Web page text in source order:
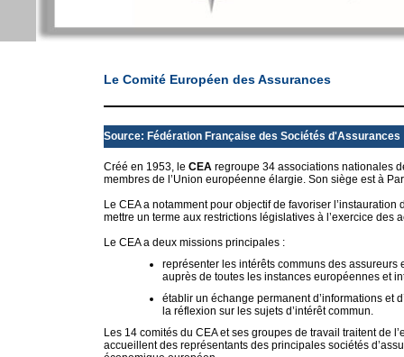
Le Comité Européen des Assurances
Source: Fédération Française des Sociétés d'Assurances
Créé en 1953, le CEA regroupe 34 associations nationales
membres de l’Union européenne élargie. Son siège est à
Le CEA a notamment pour objectif de favoriser
mettre un terme aux restrictions législatives à l’exercice des
Le CEA a deux missions principales :
représenter les intérêts communs des
auprès de toutes les instances européennes et
établir un échange permanent d’informations et
la réflexion sur les sujets d’intérêt commun.
Les 14 comités du CEA et ses groupes de travail traitent de
accueillent des représentants des principales sociétés